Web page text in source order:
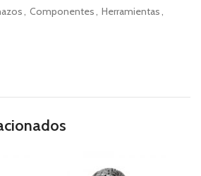
, Componentes, Herramientas,